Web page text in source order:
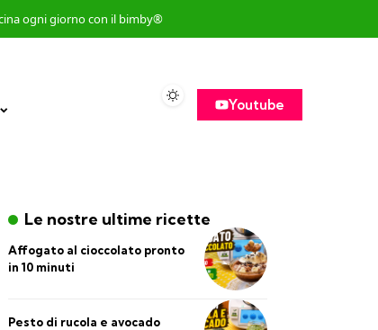
ogni giorno con il bimby®
Youtube
Le nostre ultime ricette
Affogato al cioccolato pronto
in 10 minuti
Pesto di rucola e avocado